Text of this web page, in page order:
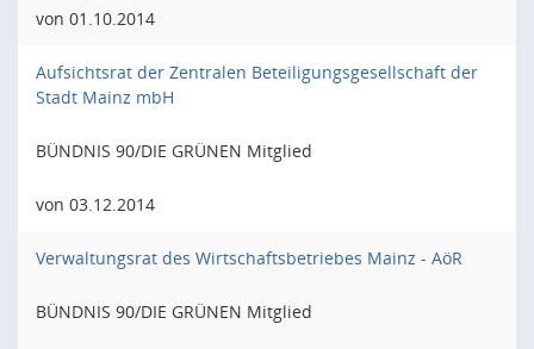
von 01.10.2014
Aufsichtsrat der Zentralen Beteiligungsgesellschaft der
Stadt Mainz mbH
BÜNDNIS 90/DIE GRÜNEN Mitglied
von 03.12.2014
Verwaltungsrat des Wirtschaftsbetriebes Mainz - AöR
BÜNDNIS 90/DIE GRÜNEN Mitglied